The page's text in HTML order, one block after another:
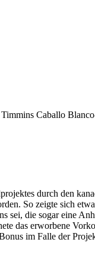
Caballo
durch den
So zeigte sich
die sogar eine
das erworbene
im Falle der